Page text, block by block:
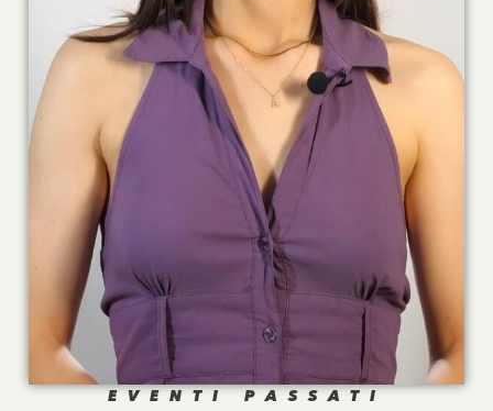
EVENTI PASSATI